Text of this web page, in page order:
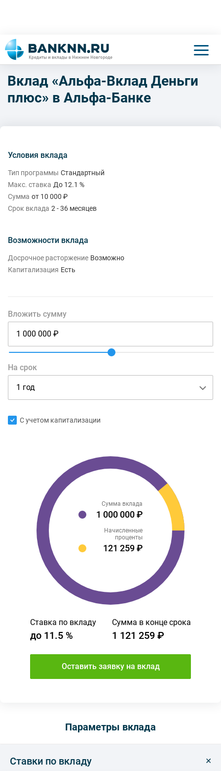
Вклад «Альфа-Вклад Деньги
плюс» в Альфа-Банке
Условия вклада
Тип программы Стандартный
Макс. ставка До 12.1 %
Сумма от 10 000 ₽
Срок вклада 2 - 36 месяцев
Возможности вклада
Досрочное расторжение Возможно
Капитализация Есть
Вложить сумму
На срок
С учетом капитализации
Сумма вклада
1 000 000 ₽
Начисленные
проценты
121 259 ₽
Ставка по вкладу
до 11.5 %
Сумма в конце срока
1 121 259 ₽
Оставить заявку на вклад
Параметры вклада
Ставки по вкладу